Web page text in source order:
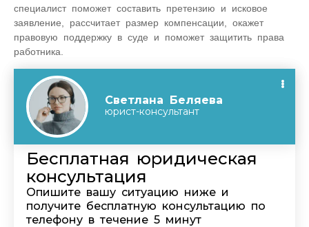
специалист поможет составить претензию и исковое
заявление, рассчитает размер компенсации, окажет
правовую поддержку в суде и поможет защитить права
работника.